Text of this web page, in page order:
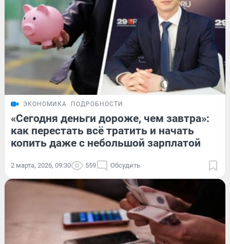
ЭКОНОМИКА ПОДРОБНОСТИ
«Сегодня деньги дороже, чем завтра»:
как перестать всё тратить и начать
копить даже с небольшой зарплатой
2 марта, 2026, 09:30 559 Обсудить